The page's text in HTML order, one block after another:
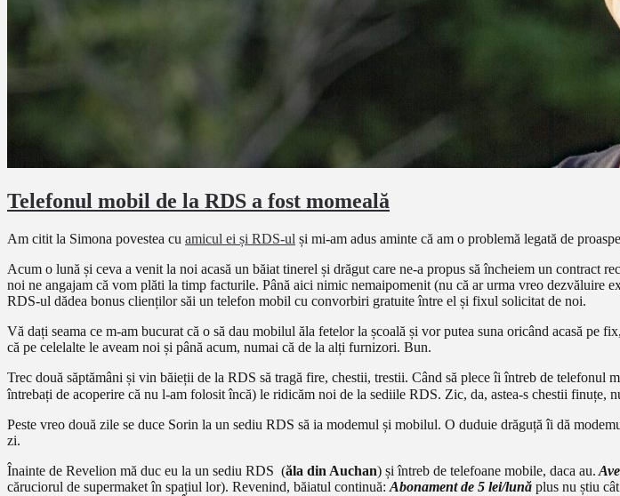
Telefonul mobil de la RDS a fost momeală
Am citit la Simona povestea cu amicul ei și RDS-ul și mi-am adus aminte că am o problemă legată de
Acum o lună și ceva a venit la noi acasă un băiat tinerel și drăgut care ne-a propus să încheiem un contract
noi ne angajam că vom plăti la timp facturile. Până aici nimic nemaipomenit (nu că ar urma vreo dezvăluire
RDS-ul dădea bonus clienților săi un telefon mobil cu convorbiri gratuite între el și fixul solicitat de noi.
Vă dați seama ce m-am bucurat că o să dau mobilul ăla fetelor la școală și vor putea suna oricând acasă
că pe celelalte le aveam noi și până acum, numai că de la alți furnizori. Bun.
Trec două săptămâni și vin băieții de la RDS să tragă fire, chestii, trestii. Când să plece îi întreb de
întrebați de acoperire că nu l-am folosit încă) le ridicăm noi de la sediile RDS. Zic, da, astea-s chestii finuțe,
Peste vreo două zile se duce Sorin la un sediu RDS să ia modemul și mobilul. O duduie drăguță îi dă
zi.
Înainte de Revelion mă duc eu la un sediu RDS (ăla din Auchan) și întreb de telefoane mobile, daca au.
căruciorul de supermaket în spațiul lor). Revenind, băiatul continuă: Abonament de 5 lei/lună plus nu știu